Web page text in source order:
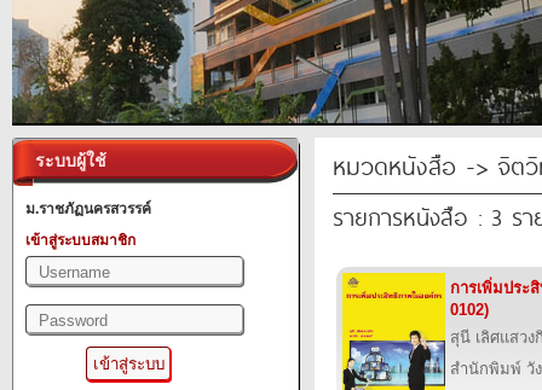
ระบบผู้ใช้
ม.ราชภัฏนครสวรรค์
เข้าสู่ระบบสมาชิก
หมวดหนังสือ -> จิต
รายการหนังสือ : 3 รา
การเพิ่มประ
0102)
สุนี เลิศแสวง
สำนักพิมพ์ วั